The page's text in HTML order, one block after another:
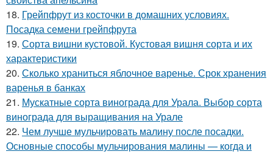
18. Грейпфрут из косточки в домашних условиях.
Посадка семени грейпфрута
19. Сорта вишни кустовой. Кустовая вишня сорта и их
характеристики
20. Сколько храниться яблочное варенье. Срок хранения
варенья в банках
21. Мускатные сорта винограда для Урала. Выбор сорта
винограда для выращивания на Урале
22. Чем лучше мульчировать малину после посадки.
Основные способы мульчирования малины — когда и